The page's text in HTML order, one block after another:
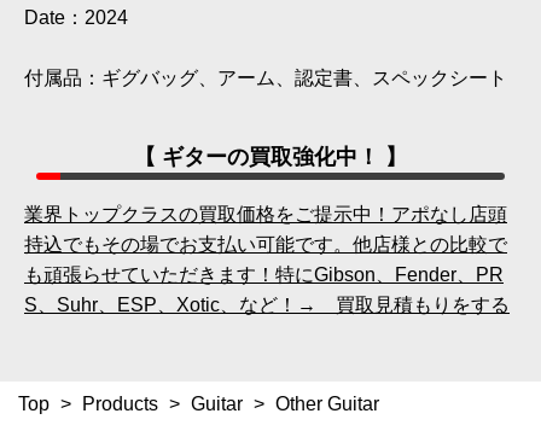
Date：2024
付属品：ギグバッグ、アーム、認定書、スペックシート
【 ギターの買取強化中！ 】
業界トップクラスの買取価格をご提示中！アポなし店頭
持込でもその場でお支払い可能です。他店様との比較で
も頑張らせていただきます！特にGibson、Fender、PR
S、Suhr、ESP、Xotic、など！→ 買取見積もりをする
Top > Products > Guitar > Other Guitar